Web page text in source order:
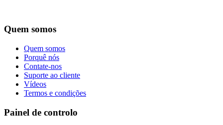
Quem somos
Quem somos
Porquê nós
Contate-nos
Suporte ao cliente
Vídeos
Termos e condições
Painel de controlo